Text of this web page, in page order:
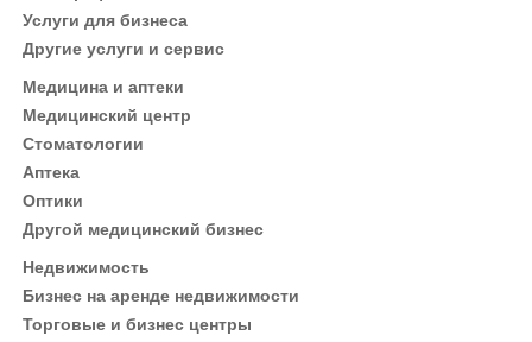
Услуги для бизнеса
Другие услуги и сервис
Медицина и аптеки
Медицинский центр
Стоматологии
Аптека
Оптики
Другой медицинский бизнес
Недвижимость
Бизнес на аренде недвижимости
Торговые и бизнес центры